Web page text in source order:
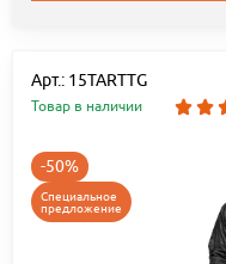
Арт.: 15TARTTG
Товар в наличии
-50%
Специальное
предложение